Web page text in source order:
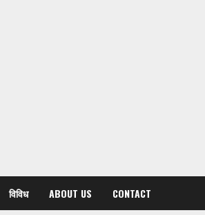
विविध ABOUT US CONTACT